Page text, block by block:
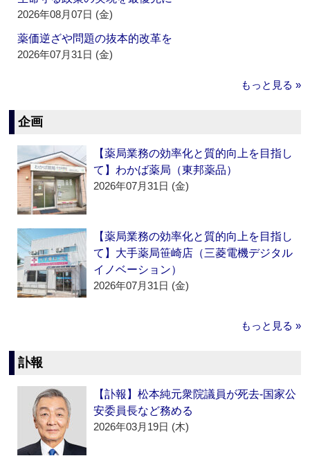
2026年08月07日 (金)
薬価逆ざや問題の抜本的改革を
2026年07月31日 (金)
もっと見る »
企画
【薬局業務の効率化と質的向上を目指し
て】わかば薬局（東邦薬品）
2026年07月31日 (金)
【薬局業務の効率化と質的向上を目指し
て】大手薬局笹崎店（三菱電機デジタル
イノベーション）
2026年07月31日 (金)
もっと見る »
訃報
【訃報】松本純元衆院議員が死去‐国家公
安委員長など務める
2026年03月19日 (木)